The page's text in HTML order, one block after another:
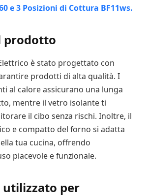
prodotto
è stato progettato con
prodotti di alta qualità. I
al calore assicurano una lunga
mentre il vetro isolante ti
il cibo senza rischi. Inoltre, il
e compatto del forno si adatta
tua cucina, offrendo
piacevole e funzionale.
utilizzato per